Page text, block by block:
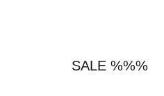
SALE %%%